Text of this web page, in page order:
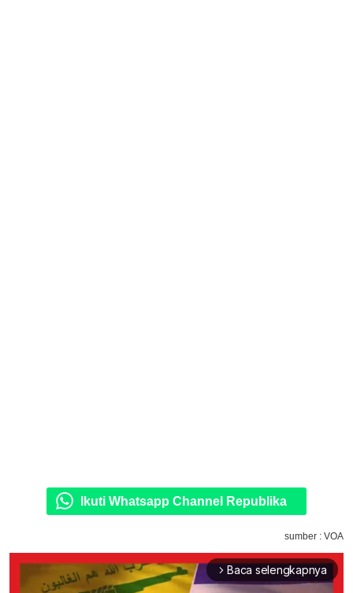
Ikuti Whatsapp Channel Republika
sumber : VOA
arrow_forward_ios Baca selengkapnya